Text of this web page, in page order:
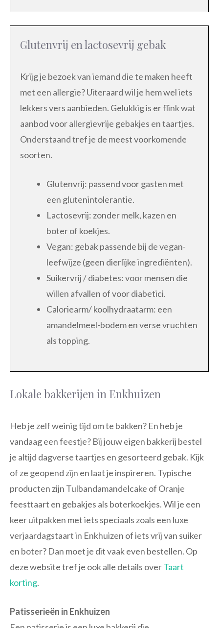
Glutenvrij en lactosevrij gebak
Krijg je bezoek van iemand die te maken heeft
met een allergie? Uiteraard wil je hem wel iets
lekkers vers aanbieden. Gelukkig is er flink wat
aanbod voor allergievrije gebakjes en taartjes.
Onderstaand tref je de meest voorkomende
soorten.
Glutenvrij: passend voor gasten met
een glutenintolerantie.
Lactosevrij: zonder melk, kazen en
boter of koekjes.
Vegan: gebak passende bij de vegan-
leefwijze (geen dierlijke ingrediënten).
Suikervrij / diabetes: voor mensen die
willen afvallen of voor diabetici.
Caloriearm/ koolhydraatarm: een
amandelmeel-bodem en verse vruchten
als topping.
Lokale bakkerijen in Enkhuizen
Heb je zelf weinig tijd om te bakken? En heb je
vandaag een feestje? Bij jouw eigen bakkerij bestel
je altijd dagverse taartjes en gesorteerd gebak. Kijk
of ze geopend zijn en laat je inspireren. Typische
producten zijn Tulbandamandelcake of Oranje
feesttaart en gebakjes als boterkoekjes. Wil je een
keer uitpakken met iets speciaals zoals een luxe
verjaardagstaart in Enkhuizen of iets vrij van suiker
en boter? Dan moet je dit vaak even bestellen. Op
deze website tref je ook alle details overTaart
korting.
Patisserieën in Enkhuizen